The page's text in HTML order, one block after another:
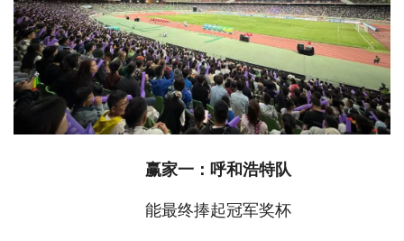
赢家一：呼和浩特队
能最终捧起冠军奖杯